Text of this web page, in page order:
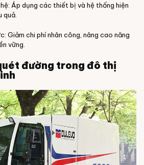
Áp dụng các thiết bị và hệ thống hiện
quả.
Giảm chi phí nhân công, nâng cao năng
vững.
đường trong đô thị